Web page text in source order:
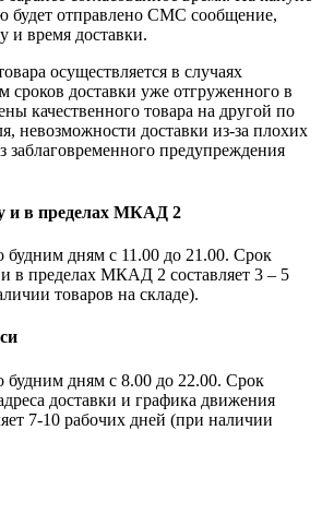
будет отправлено СМС сообщение,
и время доставки.
осуществляется в случаях
сроков доставки уже отгруженного в
качественного товара на другой по
невозможности доставки из-за плохих
заблаговременного предупреждения
и в пределах МКАД 2
будним дням с 11.00 до 21.00. Срок
в пределах МКАД 2 составляет 3 – 5
товаров на складе).
будним дням с 8.00 до 22.00. Срок
доставки и графика движения
7-10 рабочих дней (при наличии